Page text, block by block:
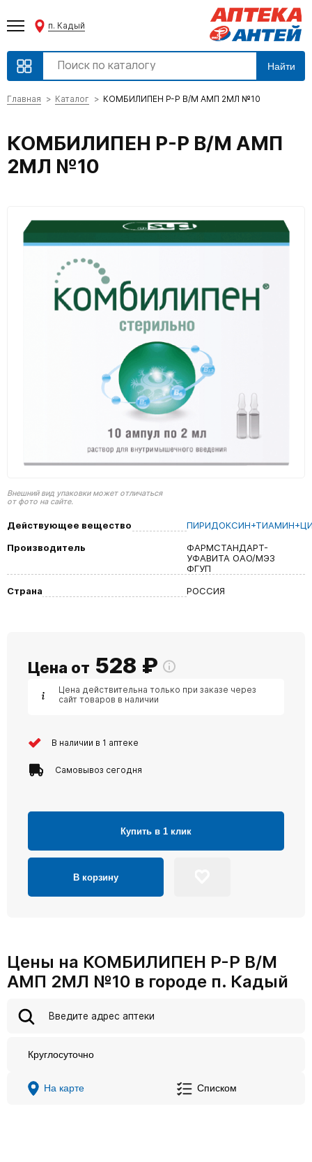
п. Кадый
Найти
Главная Каталог КОМБИЛИПЕН Р-Р В/М АМП 2МЛ №10
КОМБИЛИПЕН Р-Р В/М АМП
2МЛ №10
Внешний вид упаковки может отличаться
от фото на сайте.
Действующее вещество
Производитель
ФАРМСТАНДАРТ-
УФАВИТА ОАО/МЭЗ
ФГУП
Страна
РОССИЯ
Цена от 528 ₽
Цена действительна только при заказе через
сайт товаров в наличии
В наличии в 1 аптеке
Самовывоз сегодня
Купить в 1 клик
В корзину
Цены на КОМБИЛИПЕН Р-Р В/М
АМП 2МЛ №10 в городе п. Кадый
Круглосуточно
На карте Списком